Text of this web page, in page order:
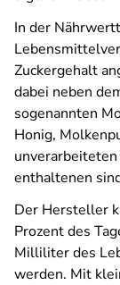
In der
Zuckergehalt
dabei neben
sogenannten
Honig,
enthaltenen
Der Hersteller
Prozent des
Milliliter des
werden. Mit